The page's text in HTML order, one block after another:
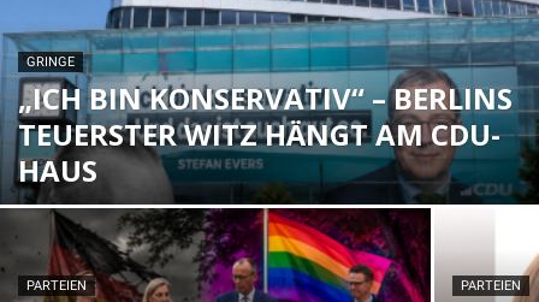
GRINGE
„ICH BIN KONSERVATIV“ – BERLINS
TEUERSTER WITZ HÄNGT AM CDU-
HAUS
PARTEIEN PARTEIEN